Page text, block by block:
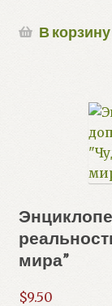
В корзину
мира”
$9.50